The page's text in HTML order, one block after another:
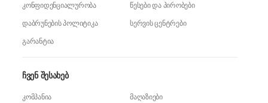
ჩვენ შესახებ
კომპანია
მაღაზიები
კონფიდენციალურობა
წესები და პირობები
დაბრუნების პოლიტიკა
სერვის ცენტრები
გარანტია